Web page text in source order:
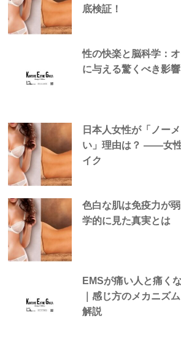
底検証！
性の快楽と脳科学：
に与える驚くべき影
日本人女性が「ノー
い」理由は？ —―女
イク
色白な肌は免疫力が
学的に見た真実とは
EMSが痛い人と痛く
｜感じ方のメカニズ
解説